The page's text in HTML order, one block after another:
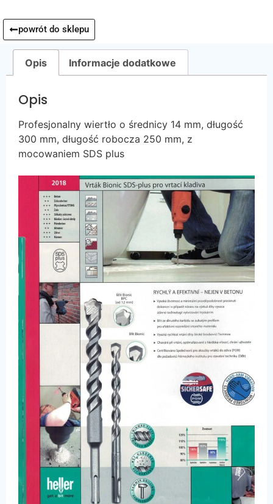
powrót do sklepu
Opis Informacje dodatkowe
Opis
Profesjonalny wiertło o średnicy 14 mm, długość
300 mm, długość robocza 250 mm, z
mocowaniem SDS plus